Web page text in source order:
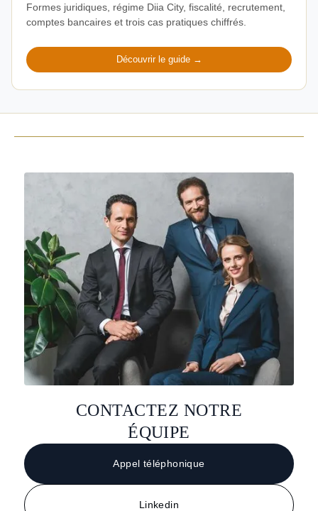
Formes juridiques, régime Diia City, fiscalité, recrutement,
comptes bancaires et trois cas pratiques chiffrés.
Découvrir le guide →
CONTACTEZ NOTRE
ÉQUIPE
Appel téléphonique
Linkedin